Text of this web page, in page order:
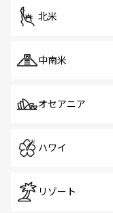
北米
中南米
オセアニア
ハワイ
リゾート